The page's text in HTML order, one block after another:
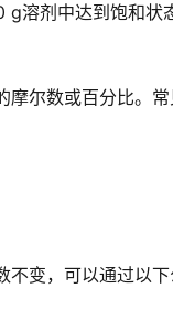
溶剂中达到饱和状
尔数或百分比。常
变，可以通过以